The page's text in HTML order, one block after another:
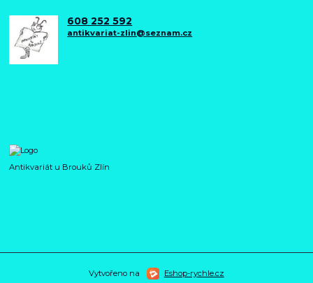
608 252 592
antikvariat-zlin@seznam.cz
Antikvariát u Brouků Zlín
Vytvořeno na Eshop-rychle.cz